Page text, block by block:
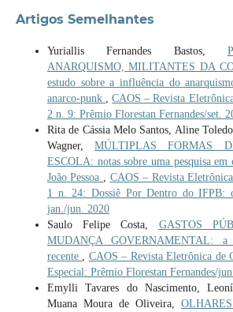
Artigos Semelhantes
Yuriallis Fernandes Bastos,
ANARQUISMO, MILITANTES DA
estudo sobre a influência do
anarco-punk
,CAOS – Revista
2 n. 9: Prêmio Florestan Fernandes/set.
Rita de Cássia Melo Santos, Aline
Wagner,MÚLTIPLAS FORMAS
ESCOLA: notas sobre uma pesquisa
João Pessoa
CAOS – Revista
1 n. 24: Dossiê Por Dentro do IFPB:
jan./jun. 2020
Saulo Felipe Costa, GASTOS
MUDANÇA GOVERNAMENTAL: a
recente
CAOS – Revista Eletrônica de
Especial: Prêmio Florestan Fernandes/
Emylli Tavares do Nascimento,
Muana Moura de Oliveira,